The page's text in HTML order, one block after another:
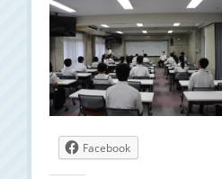
Facebook